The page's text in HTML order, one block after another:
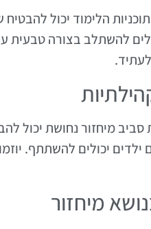
הלימוד יכול
להשתלב בצורה טבעית
סביב מיחזור נחושת יכול
ילדים יכולים להשתתף.
מיחזור